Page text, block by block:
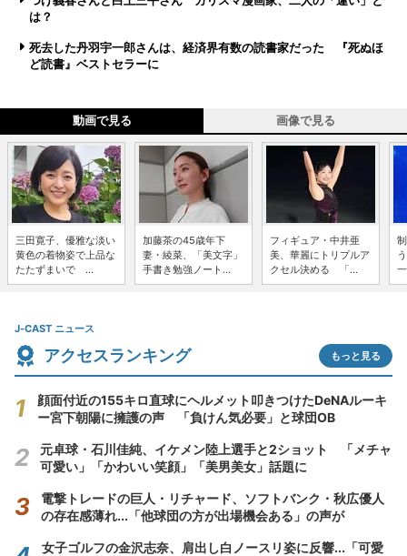
は？
死去した丹羽宇一郎さんは、経済界有数の読書家だった 『死ぬほ
ど読書』ベストセラーに
動画で見る 画像で見る
三田寛子、優雅な淡い
黄色の着物姿で上品な
たたずまいで ...
加藤茶の45歳年下
妻・綾菜、「美文字」
手書き勉強ノート...
フィギュア・中井亜
美、華麗にトリプルア
クセル決める 「...
J-CAST ニュース
アクセスランキング もっと見る
顔面付近の155キロ直球にヘルメット叩きつけたDeNAルーキ
ー宮下朝陽に擁護の声 「負けん気必要」と球団OB
元卓球・石川佳純、イケメン陸上選手と2ショット 「メチャ
可愛い」「かわいい笑顔」「美男美女」話題に
電撃トレードの巨人・リチャード、ソフトバンク・秋広優人
の存在感薄れ...「他球団の方が出場機会ある」の声が
女子ゴルフの金沢志奈、肩出し白ノースリ姿に反響...「可愛